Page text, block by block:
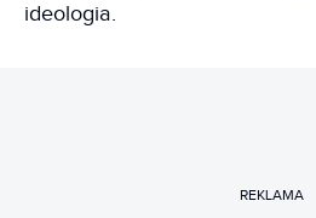
ideologia.
REKLAMA